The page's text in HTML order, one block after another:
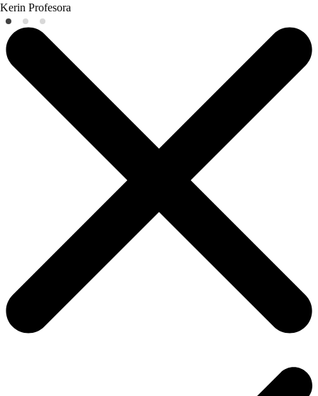
Kerin Profesora